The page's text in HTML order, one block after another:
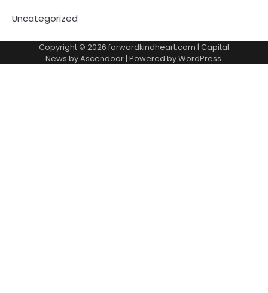
Uncategorized
Copyright © 2026 forwardkindheart.com | Capital
News byAscendoor| Powered byWordPress.